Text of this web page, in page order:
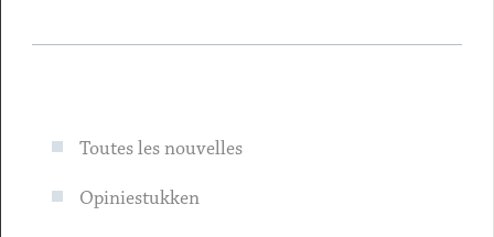
Toutes les nouvelles
Opiniestukken